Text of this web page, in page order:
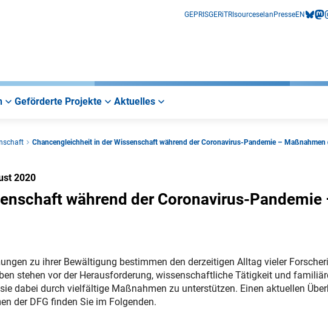
GEPRISGERiTRIsourceselan PresseEN
Geförderte Projekte Aktuelles
Chancengleichheit in der Wissenschaft während der Coronavirus-Pandemie – Maßnahmen
2020
während der Coronavirus-Pandemie
zu ihrer Bewältigung bestimmen den derzeitigen Alltag vieler
stehen vor der Herausforderung, wissenschaftliche Tätigkeit und
dabei durch vielfältige Maßnahmen zu unterstützen. Einen aktuellen
der DFG finden Sie im Folgenden.